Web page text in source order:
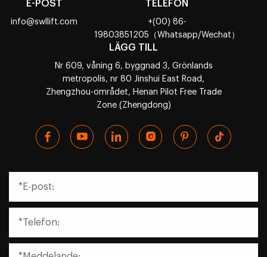
E-POST
info@swllift.com
TELEFON
+(00) 86-
19803851205（Whatsapp/Wechat）
LÄGG TILL
Nr 609, våning 6, byggnad 3, Grönlands
metropolis, nr 80 Jinshui East Road,
Zhengzhou-området, Henan Pilot Free Trade
Zone (Zhengdong)